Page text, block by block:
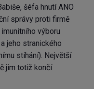
šéfa hnutí ANO
správy proti firmě
výboru
jeho stranického
stíhání). Největší
jim totiž končí